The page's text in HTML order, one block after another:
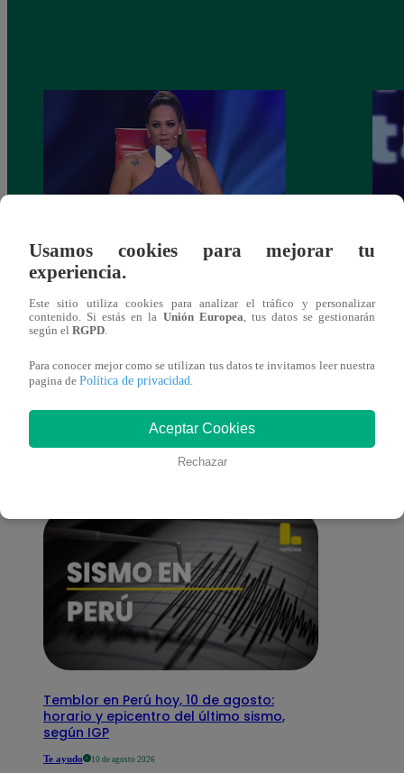
Melissa Klug en EVDLV: ¿Te consideras
una buena madre?
También te puede
interesar
Temblor en Perú hoy, 10 de agosto:
horario y epicentro del último sismo,
según IGP
Te ayudo 10 de agosto 2026
Usamos cookies para mejorar tu
experiencia.
Este sitio utiliza cookies para analizar el tráfico y personalizar
contenido. Si estás en la Unión Europea , tus datos se gestionarán
según el RGPD
Para conocer mejor como se utilizan tus datos te invitamos leer nuestra
pagina de Política de privacidad
Aceptar Cookies
Rechazar